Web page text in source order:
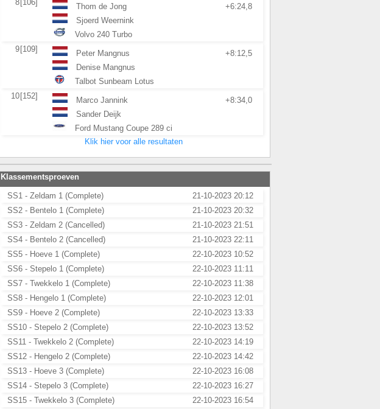
8 [106] Thom de Jong
+6:24,8
Sjoerd Weernink
Volvo 240 Turbo
9 [109] Peter Mangnus
+8:12,5
Denise Mangnus
Talbot Sunbeam Lotus
10 [152] Marco Jannink
+8:34,0
Sander Deijk
Ford Mustang Coupe 289 ci
Klik hier voor alle resultaten
Klassementsproeven
SS1 - Zeldam 1 (Complete)
21-10-2023 20:12
SS2 - Bentelo 1 (Complete)
21-10-2023 20:32
SS3 - Zeldam 2 (Cancelled)
21-10-2023 21:51
SS4 - Bentelo 2 (Cancelled)
21-10-2023 22:11
SS5 - Hoeve 1 (Complete)
22-10-2023 10:52
SS6 - Stepelo 1 (Complete)
22-10-2023 11:11
SS7 - Twekkelo 1 (Complete)
22-10-2023 11:38
SS8 - Hengelo 1 (Complete)
22-10-2023 12:01
SS9 - Hoeve 2 (Complete)
22-10-2023 13:33
SS10 - Stepelo 2 (Complete)
22-10-2023 13:52
SS11 - Twekkelo 2 (Complete)
22-10-2023 14:19
SS12 - Hengelo 2 (Complete)
22-10-2023 14:42
SS13 - Hoeve 3 (Complete)
22-10-2023 16:08
SS14 - Stepelo 3 (Complete)
22-10-2023 16:27
SS15 - Twekkelo 3 (Complete)
22-10-2023 16:54